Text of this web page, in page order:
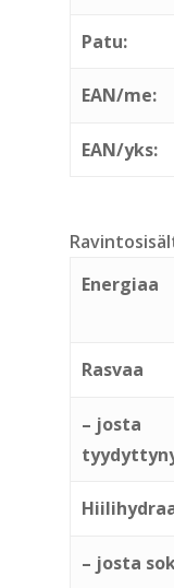
Patu:
EAN/me:
EAN/yks:
Energiaa
Rasvaa
– josta
– josta